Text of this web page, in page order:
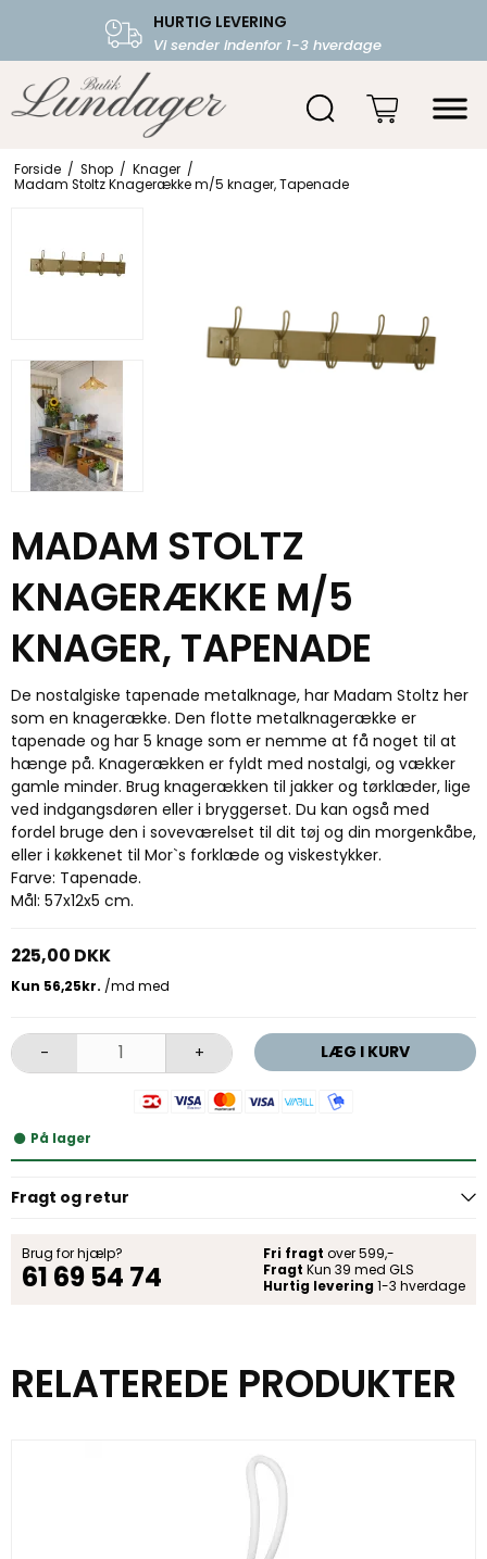
HURTIG LEVERING
Vi sender indenfor 1-3 hverdage
FRI FRAGT OVER 599.-
Starter fra 39,-
Forside / Shop / Knager /
Madam Stoltz Knagerække m/5 knager, Tapenade
MADAM STOLTZ
KNAGERÆKKE M/5
KNAGER, TAPENADE
De nostalgiske tapenade metalknage, har Madam Stoltz her
som en knagerække. Den flotte metalknagerække er
tapenade og har 5 knage som er nemme at få noget til at
hænge på. Knagerækken er fyldt med nostalgi, og vækker
gamle minder. Brug knagerækken til jakker og tørklæder, lige
ved indgangsdøren eller i bryggerset. Du kan også med
fordel bruge den i soveværelset til dit tøj og din morgenkåbe,
eller i køkkenet til Mor`s forklæde og viskestykker.
Farve: Tapenade.
Mål: 57x12x5 cm.
225,00 DKK
- + LÆG I KURV
På lager
Fragt og retur
Brug for hjælp?
61 69 54 74
Fri fragt over 599,-
Fragt Kun 39 med GLS
Hurtig levering 1-3 hverdage
RELATEREDE PRODUKTER